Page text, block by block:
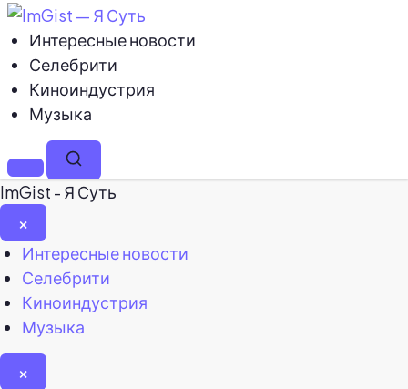
Интересные новости
Селебрити
Киноиндустрия
Музыка
МенюПоиск
ImGist - Я Суть
×
Закрыть
меню
Интересные новости
Селебрити
Киноиндустрия
Музыка
×